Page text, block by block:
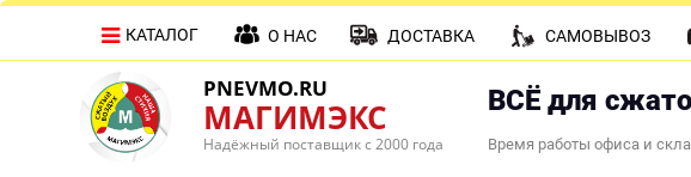
PNEVMO.RU
МАГИМЭКС
Надёжный поставщик с 2000 года
ВСЁ для
Время работы офиса и
КАТАЛОГ О НАС ДОСТАВКА САМОВЫВОЗ